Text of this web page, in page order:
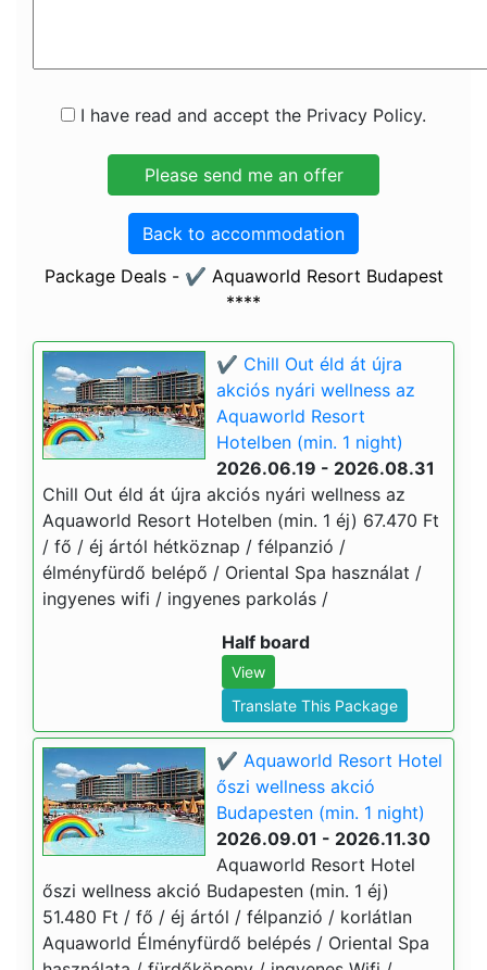
I have read and accept the Privacy Policy.
Back to accommodation
Package Deals - ✔️ Aquaworld Resort Budapest
****
✔️ Chill Out éld át újra
akciós nyári wellness az
Aquaworld Resort
Hotelben (min. 1 night)
2026.06.19 - 2026.08.31
Chill Out éld át újra akciós nyári wellness az
Aquaworld Resort Hotelben (min. 1 éj) 67.470 Ft
/ fő / éj ártól hétköznap / félpanzió /
élményfürdő belépő / Oriental Spa használat /
ingyenes wifi / ingyenes parkolás /
Half board
View
Translate This Package
✔️ Aquaworld Resort Hotel
őszi wellness akció
Budapesten (min. 1 night)
2026.09.01 - 2026.11.30
Aquaworld Resort Hotel
őszi wellness akció Budapesten (min. 1 éj)
51.480 Ft / fő / éj ártól / félpanzió / korlátlan
Aquaworld Élményfürdő belépés / Oriental Spa